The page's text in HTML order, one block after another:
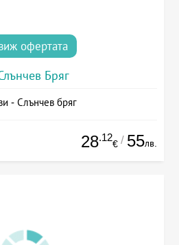
офертата
Бряг
- Слънчев бряг
28.12
€ / 55лв.